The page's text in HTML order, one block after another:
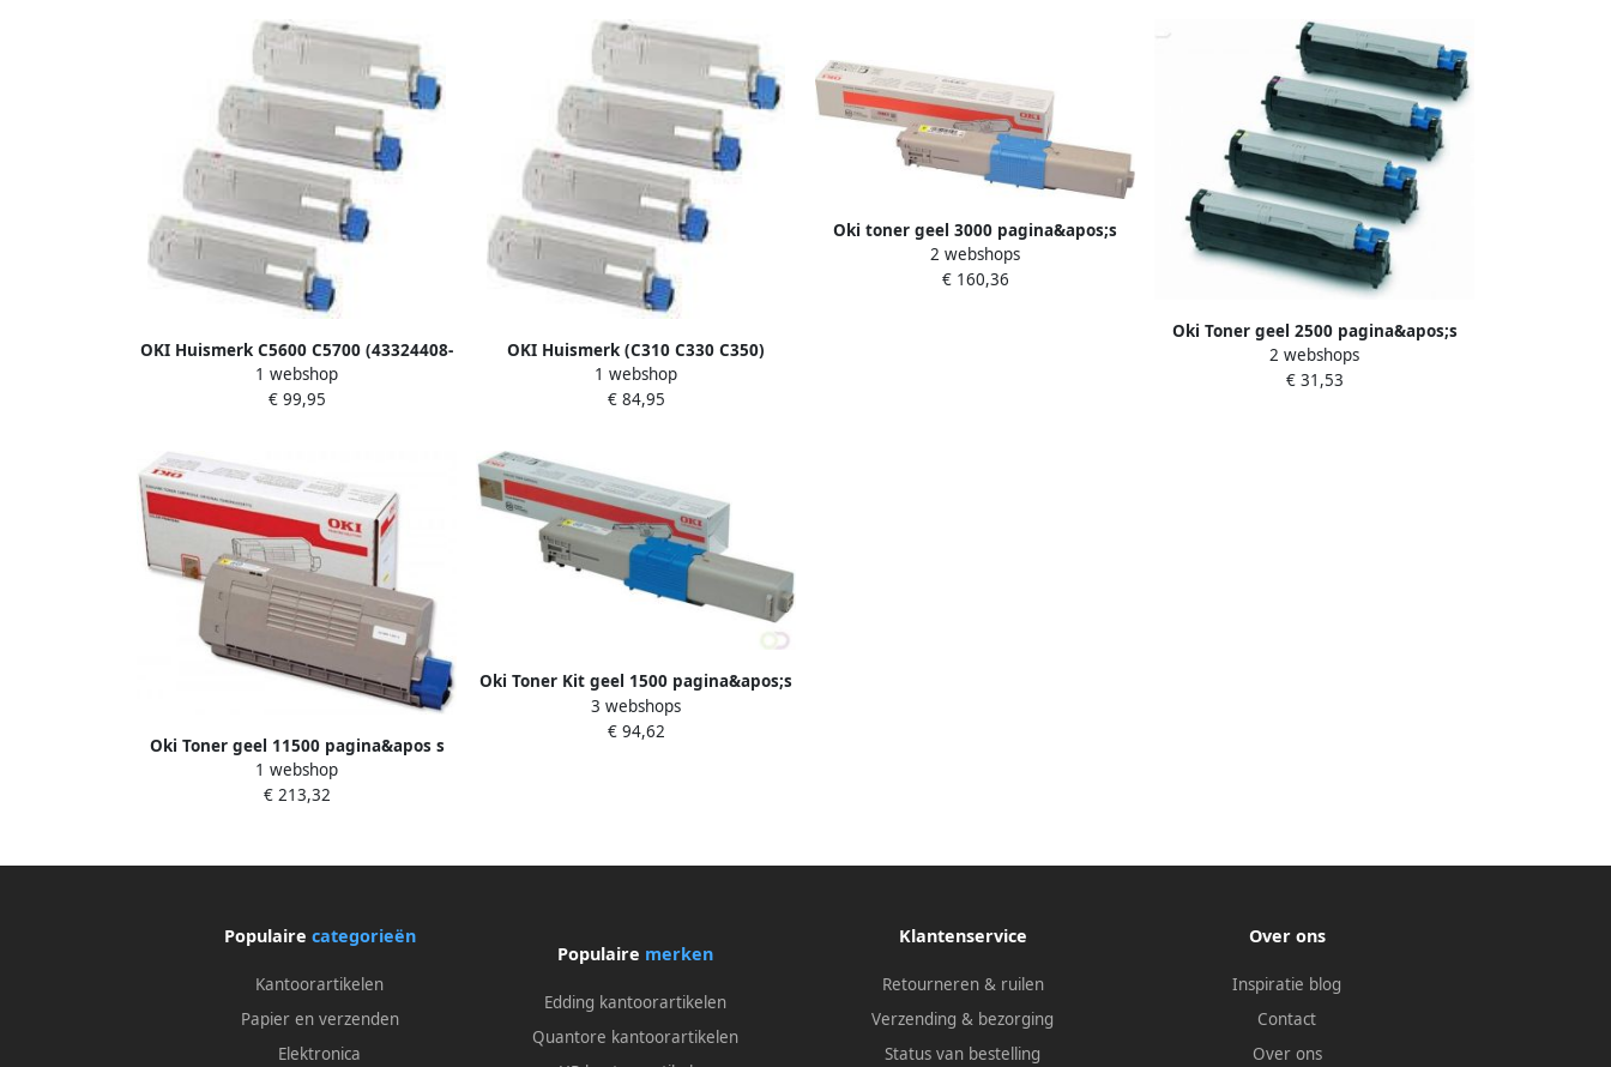
OKI Huismerk C5600 C5700 (43324408-
43381905) Toners Multipack (zwart + 3
kleuren)
1 webshop
€ 99,95
OKI Huismerk (C310 C330 C350)
44469704-44469803 Toners Multipack
(zwart + 3 kleuren)
1 webshop
€ 84,95
Oki toner geel 3000 pagina&apos;s
OEM: 46508709
2 webshops
€ 160,36
Oki Toner geel 2500 pagina&apos;s
43459329
2 webshops
€ 31,53
Oki Toner geel 11500 pagina&apos s
44318605
1 webshop
€ 213,32
Oki Toner Kit geel 1500 pagina&apos;s
44973533
3 webshops
€ 94,62
Populaire categorieën
Kantoorartikelen
Papier en verzenden
Elektronica
Populaire merken
Edding kantoorartikelen
Quantore kantoorartikelen
Klantenservice
Retourneren & ruilen
Verzending & bezorging
Status van bestelling
Over ons
Inspiratie blog
Contact
Over ons